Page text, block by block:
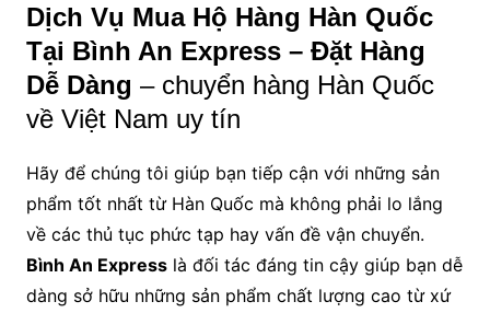
Dịch Vụ Mua Hộ Hàng Hàn Quốc
Tại Bình An Express – Đặt Hàng
Dễ Dàng – chuyển hàng Hàn Quốc
về Việt Nam uy tín
Hãy để chúng tôi giúp bạn tiếp cận với những sản
phẩm tốt nhất từ Hàn Quốc mà không phải lo lắng
về các thủ tục phức tạp hay vấn đề vận chuyển.
Bình An Expresslà đối tác đáng tin cậy giúp bạn dễ
dàng sở hữu những sản phẩm chất lượng cao từ xứ